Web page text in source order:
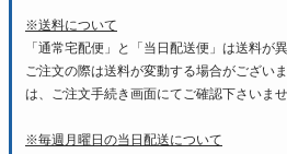
※送料について
「通常宅配便」と「当日配送便」は送料が
ご注文の際は送料が変動する場合がござい
は、ご注文手続き画面にてご確認下さいませ
※毎週月曜日の当日配送について